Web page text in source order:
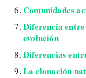
Comunidades
Diferencia
evolución
Diferencias
La clonación